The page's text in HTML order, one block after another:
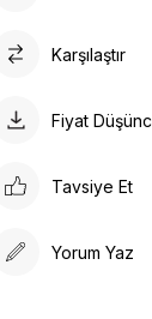
Karşılaştır
Fiyat
Tavsiye Et
Yorum Yaz